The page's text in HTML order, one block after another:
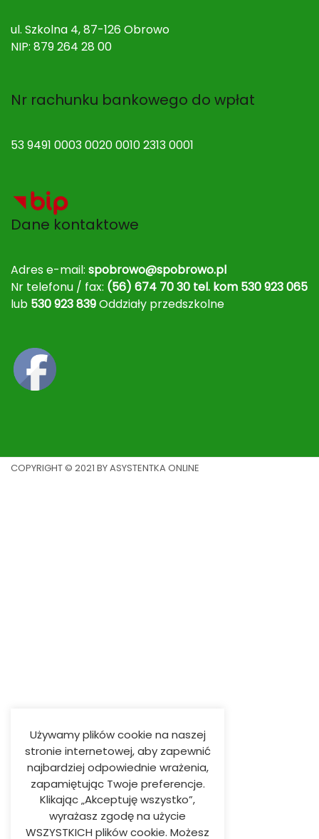
ul. Szkolna 4, 87-126 Obrowo
NIP: 879 264 28 00
Nr rachunku bankowego do wpłat
53 9491 0003 0020 0010 2313 0001
Dane kontaktowe
Adres e-mail: spobrowo@spobrowo.pl
Nr telefonu / fax: (56) 674 70 30 tel. kom 530 923 065
lub 530 923 839Oddziały przedszkolne
COPYRIGHT © 2021 BY ASYSTENTKA ONLINE
Używamy plików cookie na naszej
stronie internetowej, aby zapewnić
najbardziej odpowiednie wrażenia,
zapamiętując Twoje preferencje.
Klikając „Akceptuję wszystko”,
wyrażasz zgodę na użycie
WSZYSTKICH plików cookie. Możesz